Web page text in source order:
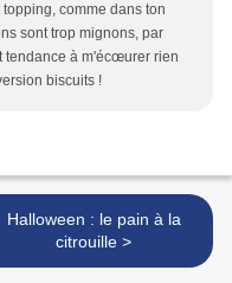
comme dans ton
sont trop mignons, par
tendance à m'écœurer rien
biscuits !
Halloween : le pain à la
citrouille >